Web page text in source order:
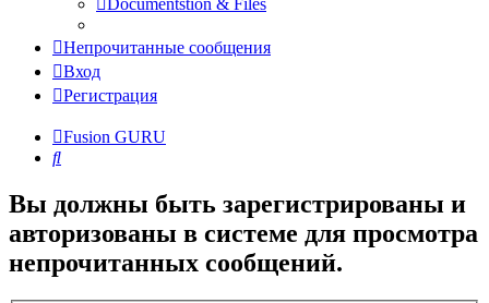
Documentstion & Files
Непрочитанные сообщения
Вход
Регистрация
Fusion GURU
Поиск
Вы должны быть зарегистрированы и
авторизованы в системе для просмотра
непрочитанных сообщений.